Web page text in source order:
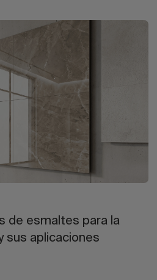
de esmaltes para la
sus aplicaciones